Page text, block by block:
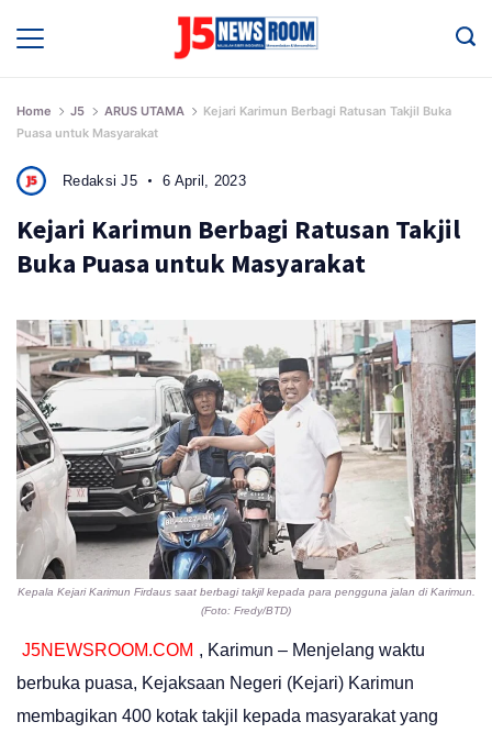
Home J5 ARUS UTAMA
Kejari Karimun Berbagi Ratusan Takjil Buka
Puasa untuk Masyarakat
Redaksi J5 6 April, 2023
Kejari Karimun Berbagi Ratusan Takjil
Buka Puasa untuk Masyarakat
Kepala Kejari Karimun Firdaus saat berbagi takjil kepada para pengguna jalan di Karimun.
(Foto: Fredy/BTD)
J5NEWSROOM.COM , Karimun – Menjelang waktu
berbuka puasa, Kejaksaan Negeri (Kejari) Karimun
membagikan 400 kotak takjil kepada masyarakat yang